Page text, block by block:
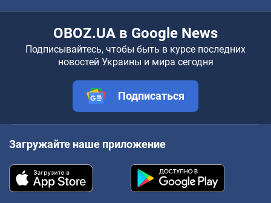
OBOZ.UA в Google News
Подписывайтесь, чтобы быть в курсе последних
новостей Украины и мира сегодня
Подписаться
Загружайте наше приложение